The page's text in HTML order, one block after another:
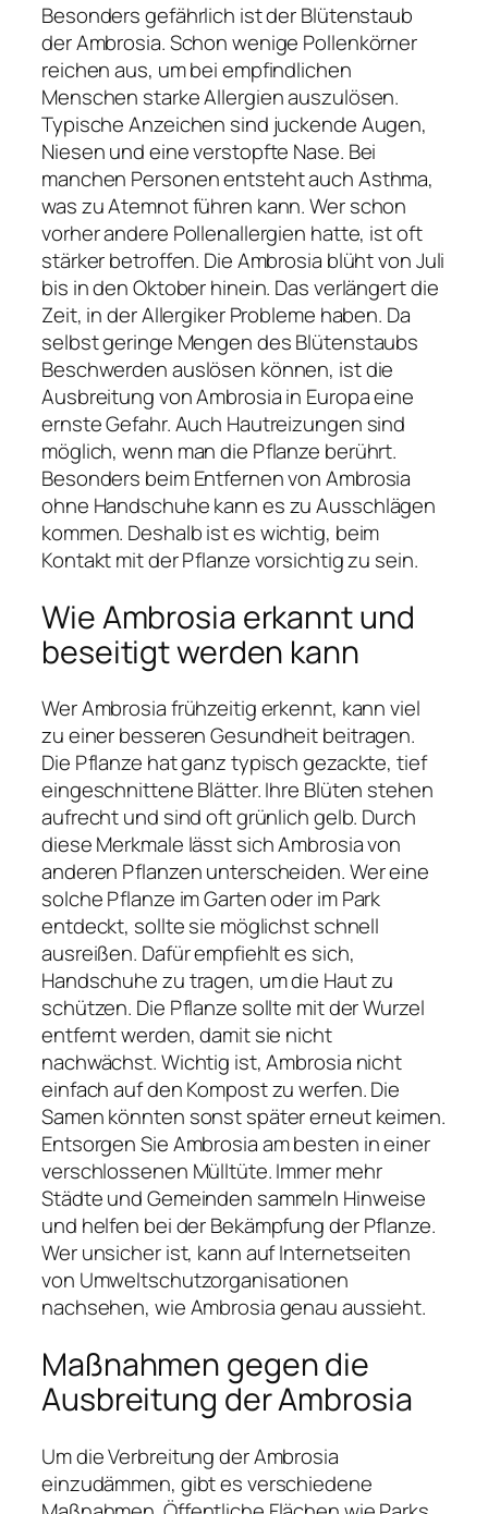
Besonders gefährlich ist der Blütenstaub
der Ambrosia. Schon wenige Pollenkörner
reichen aus, um bei empfindlichen
Menschen starke Allergien auszulösen.
Typische Anzeichen sind juckende Augen,
Niesen und eine verstopfte Nase. Bei
manchen Personen entsteht auch Asthma,
was zu Atemnot führen kann. Wer schon
vorher andere Pollenallergien hatte, ist oft
stärker betroffen. Die Ambrosia blüht von Juli
bis in den Oktober hinein. Das verlängert die
Zeit, in der Allergiker Probleme haben. Da
selbst geringe Mengen des Blütenstaubs
Beschwerden auslösen können, ist die
Ausbreitung von Ambrosia in Europa eine
ernste Gefahr. Auch Hautreizungen sind
möglich, wenn man die Pflanze berührt.
Besonders beim Entfernen von Ambrosia
ohne Handschuhe kann es zu Ausschlägen
kommen. Deshalb ist es wichtig, beim
Kontakt mit der Pflanze vorsichtig zu sein.
Wie Ambrosia erkannt und
beseitigt werden kann
Wer Ambrosia frühzeitig erkennt, kann viel
zu einer besseren Gesundheit beitragen.
Die Pflanze hat ganz typisch gezackte, tief
eingeschnittene Blätter. Ihre Blüten stehen
aufrecht und sind oft grünlich gelb. Durch
diese Merkmale lässt sich Ambrosia von
anderen Pflanzen unterscheiden. Wer eine
solche Pflanze im Garten oder im Park
entdeckt, sollte sie möglichst schnell
ausreißen. Dafür empfiehlt es sich,
Handschuhe zu tragen, um die Haut zu
schützen. Die Pflanze sollte mit der Wurzel
entfernt werden, damit sie nicht
nachwächst. Wichtig ist, Ambrosia nicht
einfach auf den Kompost zu werfen. Die
Samen könnten sonst später erneut keimen.
Entsorgen Sie Ambrosia am besten in einer
verschlossenen Mülltüte. Immer mehr
Städte und Gemeinden sammeln Hinweise
und helfen bei der Bekämpfung der Pflanze.
Wer unsicher ist, kann auf Internetseiten
von Umweltschutzorganisationen
nachsehen, wie Ambrosia genau aussieht.
Maßnahmen gegen die
Ausbreitung der Ambrosia
Um die Verbreitung der Ambrosia
einzudämmen, gibt es verschiedene